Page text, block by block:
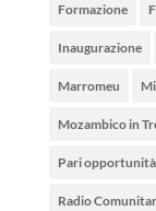
Formazione
Inaugurazione
Marromeu
Mozambico in
Pari opportunità
Radio